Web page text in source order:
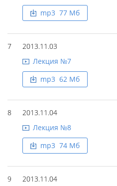
mp3 77 Mб
7
2013.11.03
Лекция №7
mp3 62 Mб
8
2013.11.04
Лекция №8
mp3 74 Mб
9 2013.11.04